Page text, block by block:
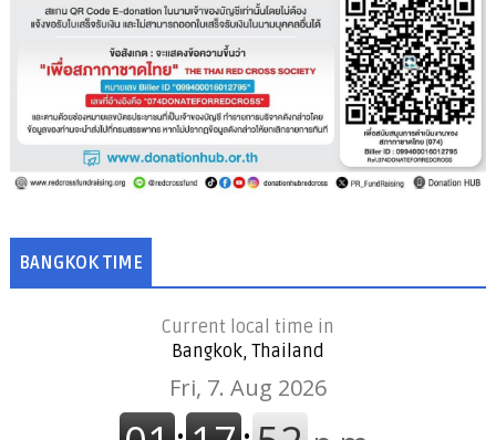
BANGKOK TIME
Current local time in
Bangkok, Thailand